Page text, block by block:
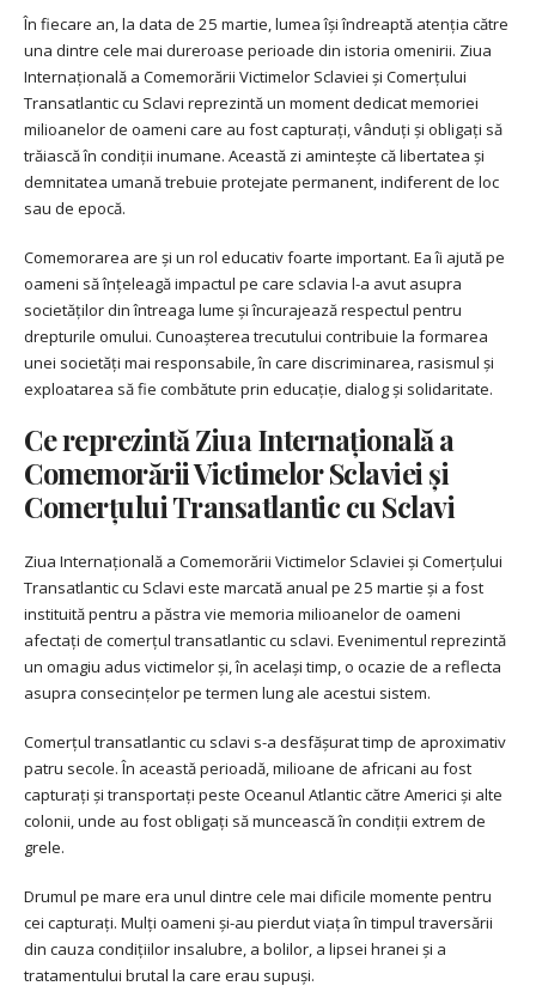
În fiecare an, la data de 25 martie, lumea își îndreaptă atenția către
una dintre cele mai dureroase perioade din istoria omenirii. Ziua
Internațională a Comemorării Victimelor Sclaviei și Comerțului
Transatlantic cu Sclavi reprezintă un moment dedicat memoriei
milioanelor de oameni care au fost capturați, vânduți și obligați să
trăiască în condiții inumane. Această zi amintește că libertatea și
demnitatea umană trebuie protejate permanent, indiferent de loc
sau de epocă.
Comemorarea are și un rol educativ foarte important. Ea îi ajută pe
oameni să înțeleagă impactul pe care sclavia l-a avut asupra
societăților din întreaga lume și încurajează respectul pentru
drepturile omului. Cunoașterea trecutului contribuie la formarea
unei societăți mai responsabile, în care discriminarea, rasismul și
exploatarea să fie combătute prin educație, dialog și solidaritate.
Ce reprezintă Ziua Internațională a
Comemorării Victimelor Sclaviei și
Comerțului Transatlantic cu Sclavi
Ziua Internațională a Comemorării Victimelor Sclaviei și Comerțului
Transatlantic cu Sclavi este marcată anual pe 25 martie și a fost
instituită pentru a păstra vie memoria milioanelor de oameni
afectați de comerțul transatlantic cu sclavi. Evenimentul reprezintă
un omagiu adus victimelor și, în același timp, o ocazie de a reflecta
asupra consecințelor pe termen lung ale acestui sistem.
Comerțul transatlantic cu sclavi s-a desfășurat timp de aproximativ
patru secole. În această perioadă, milioane de africani au fost
capturați și transportați peste Oceanul Atlantic către Americi și alte
colonii, unde au fost obligați să muncească în condiții extrem de
grele.
Drumul pe mare era unul dintre cele mai dificile momente pentru
cei capturați. Mulți oameni și-au pierdut viața în timpul traversării
din cauza condițiilor insalubre, a bolilor, a lipsei hranei și a
tratamentului brutal la care erau supuși.